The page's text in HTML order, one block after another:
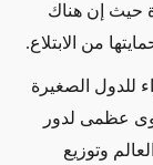
حيث إن هناك
من الابتلاع.
للدول الصغيرة
عظمى لدور
وتوزيع